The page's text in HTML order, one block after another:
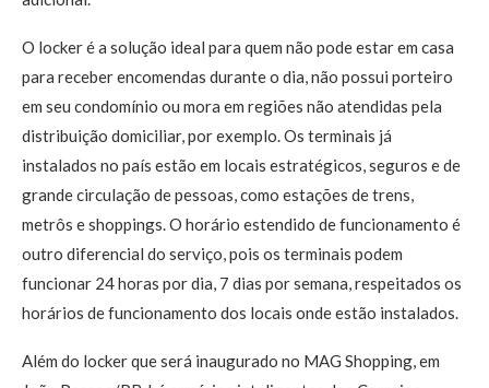
O locker é a solução ideal para quem não pode estar em casa
para receber encomendas durante o dia, não possui porteiro
em seu condomínio ou mora em regiões não atendidas pela
distribuição domiciliar, por exemplo. Os terminais já
instalados no país estão em locais estratégicos, seguros e de
grande circulação de pessoas, como estações de trens,
metrôs e shoppings. O horário estendido de funcionamento é
outro diferencial do serviço, pois os terminais podem
funcionar 24 horas por dia, 7 dias por semana, respeitados os
horários de funcionamento dos locais onde estão instalados.
Além do locker que será inaugurado no MAG Shopping, em